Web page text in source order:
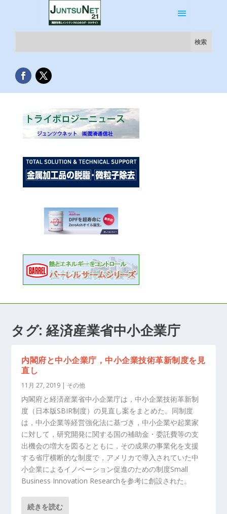
タグ:経済産業省中小企業庁
内閣府と中小企業庁，中小企業技術革新制度を見
直し
11月 27, 2019 | その他
内閣府と経済産業省中小企業庁は，中小企業技術革新制
度（日本版SBIR制度）の見直し案をまとめた。同制度
は，中小企業等経営強化法に基づき，中小企業や起業家
に対して，研究開発に関する国の補助金・委託費等の支
出機会の増大を図るとともに，その成果の事業化を支援
する省庁横断的な制度で，アメリカで導入されていた中
小企業によるイノベーション促進のための制度Small
Business Innovation Researchを参考に創設された。
続きを読む